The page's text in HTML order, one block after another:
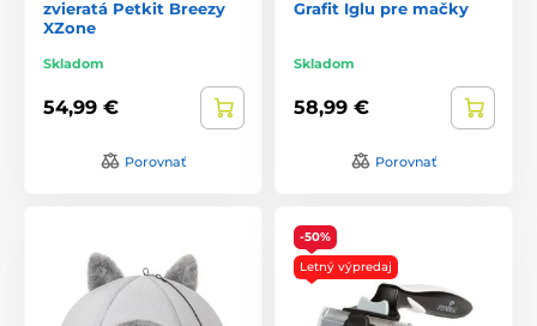
zvieratá Petkit Breezy
XZone
Skladom
54,99 €
Porovnať
Grafit Iglu pre mačky
Skladom
58,99 €
Porovnať
-50%
Letný výpredaj